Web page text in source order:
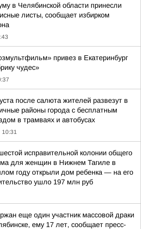
в Челябинской области принесли
листы, сообщает избирком
привез в Екатеринбург
чудес»
после салюта жителей развезут в
районы города с бесплатным
в трамваях и автобусах
10:31
исправительной колонии общего
для женщин в Нижнем Тагиле в
году открыли дом ребенка — на его
ушло 197 млн руб
еще один участник массовой драки
ему 17 лет, сообщает пресс-